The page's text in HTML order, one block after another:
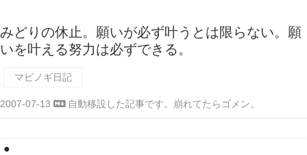
みどりの休止。願いが必ず叶うとは限らない。願
いを叶える努力は必ずできる。
マビノギ日記
2007-07-13 自動移設した記事です。崩れてたらゴメン。
●